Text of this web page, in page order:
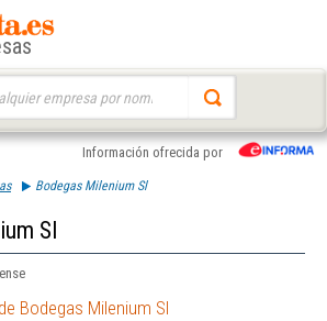
Información ofrecida por
Bodegas Milenium Sl
Sl
Bodegas Milenium Sl